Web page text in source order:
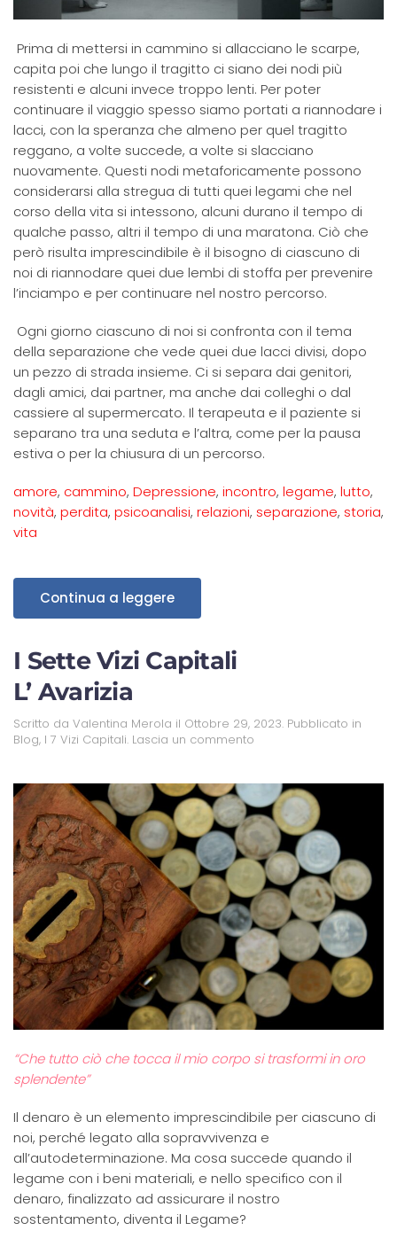
Prima di mettersi in cammino si allacciano le scarpe,
capita poi che lungo il tragitto ci siano dei nodi più
resistenti e alcuni invece troppo lenti. Per poter
continuare il viaggio spesso siamo portati a riannodare i
lacci, con la speranza che almeno per quel tragitto
reggano, a volte succede, a volte si slacciano
nuovamente. Questi nodi metaforicamente possono
considerarsi alla stregua di tutti quei legami che nel
corso della vita si intessono, alcuni durano il tempo di
qualche passo, altri il tempo di una maratona. Ciò che
però risulta imprescindibile è il bisogno di ciascuno di
noi di riannodare quei due lembi di stoffa per prevenire
l’inciampo e per continuare nel nostro percorso.
Ogni giorno ciascuno di noi si confronta con il tema
della separazione che vede quei due lacci divisi, dopo
un pezzo di strada insieme. Ci si separa dai genitori,
dagli amici, dai partner, ma anche dai colleghi o dal
cassiere al supermercato. Il terapeuta e il paziente si
separano tra una seduta e l’altra, come per la pausa
estiva o per la chiusura di un percorso.
amore, cammino, Depressione, incontro, legame, lutto,
novità, perdita, psicoanalisi, relazioni, separazione, storia,
vita
Continua a leggere
I Sette Vizi Capitali
L’ Avarizia
Scritto da Valentina Merola il Ottobre 29, 2023. Pubblicato in
Blog, I 7 Vizi Capitali. Lascia un commento
“Che tutto ciò che tocca il mio corpo si trasformi in oro
splendente”
Il denaro è un elemento imprescindibile per ciascuno di
noi, perché legato alla sopravvivenza e
all’autodeterminazione. Ma cosa succede quando il
legame con i beni materiali, e nello specifico con il
denaro, finalizzato ad assicurare il nostro
sostentamento, diventa il Legame?